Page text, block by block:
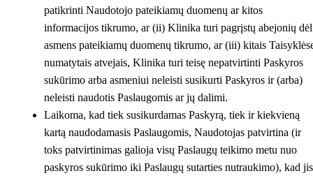
patikrinti Naudotojo pateikiamų duomenų ar kitos
informacijos tikrumo, ar (ii) Klinika turi pagrįstų abejonių dėl
asmens pateikiamų duomenų tikrumo, ar (iii) kitais
numatytais atvejais, Klinika turi teisę nepatvirtinti Paskyros
sukūrimo arba asmeniui neleisti susikurti Paskyros ir (arba)
neleisti naudotis Paslaugomis ar jų dalimi.
Laikoma, kad tiek susikurdamas Paskyrą, tiek ir kiekvieną
kartą naudodamasis Paslaugomis, Naudotojas patvirtina (ir
toks patvirtinimas galioja visų Paslaugų teikimo metu nuo
paskyros sukūrimo iki Paslaugų sutarties nutraukimo), kad jis